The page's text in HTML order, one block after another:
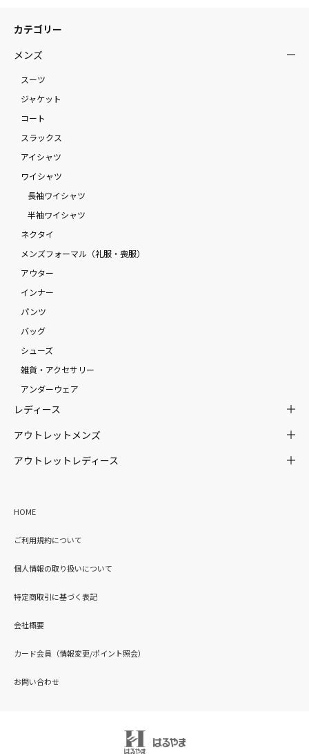
カテゴリー
メンズ
スーツ
ジャケット
コート
スラックス
アイシャツ
ワイシャツ
長袖ワイシャツ
半袖ワイシャツ
ネクタイ
メンズフォーマル（礼服・喪服）
アウター
インナー
パンツ
バッグ
シューズ
雑貨・アクセサリー
アンダーウェア
レディース
アウトレットメンズ
アウトレットレディース
HOME
ご利用規約について
個人情報の取り扱いについて
特定商取引に基づく表記
会社概要
カード会員（情報変更/ポイント照会）
お問い合わせ